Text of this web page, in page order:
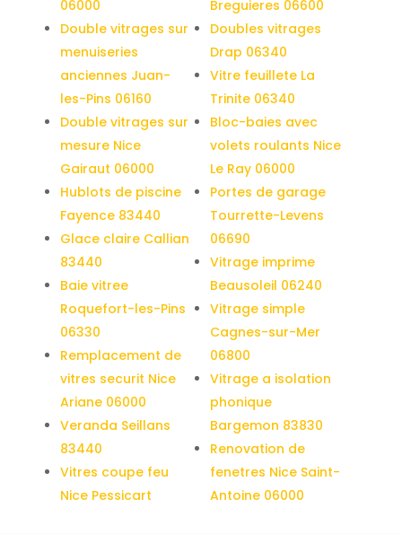
06000
Double vitrages sur
menuiseries
anciennes Juan-
les-Pins 06160
Double vitrages sur
mesure Nice
Gairaut 06000
Hublots de piscine
Fayence 83440
Glace claire Callian
83440
Baie vitree
Roquefort-les-Pins
06330
Remplacement de
vitres securit Nice
Ariane 06000
Veranda Seillans
83440
Vitres coupe feu
Nice Pessicart
Breguieres 06600
Doubles vitrages
Drap 06340
Vitre feuillete La
Trinite 06340
Bloc-baies avec
volets roulants Nice
Le Ray 06000
Portes de garage
Tourrette-Levens
06690
Vitrage imprime
Beausoleil 06240
Vitrage simple
Cagnes-sur-Mer
06800
Vitrage a isolation
phonique
Bargemon 83830
Renovation de
fenetres Nice Saint-
Antoine 06000